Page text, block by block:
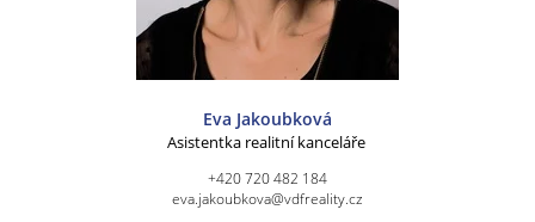
Eva Jakoubková
Asistentka realitní kanceláře
+420 720 482 184
eva.jakoubkova@vdfreality.cz